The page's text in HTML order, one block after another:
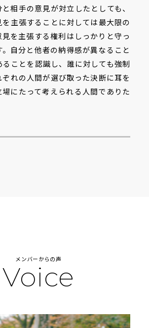
相手の意見が対立したとしても、
主張することに対しては最大限の
を主張する権利はしっかりと守っ
自分と他者の納得感が異なること
ることを認識し、誰に対しても強制
れの人間が選び取った決断に耳を
にたって考えられる人間でありた
メンバーからの声
Voice